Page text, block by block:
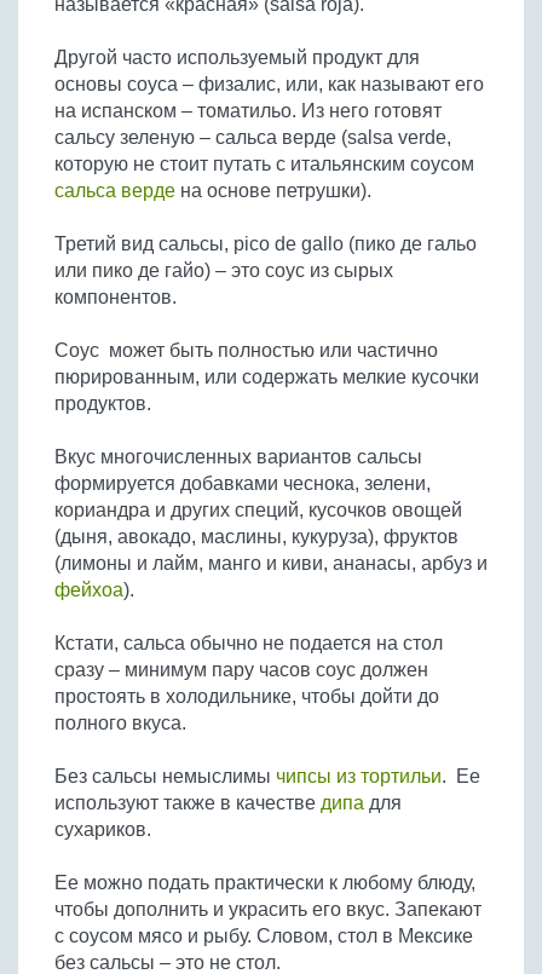
Бобовые
Яйца
Крупы
называется «красная» (salsa roja).
Другой часто используемый продукт для
основы соуса – физалис, или, как называют его
на испанском – томатильо. Из него готовят
сальсу зеленую – сальса верде (salsa verde,
которую не стоит путать с итальянским соусом
сальса верде на основе петрушки).
Третий вид сальсы, pico de gallo (пико де гальо
или пико де гайо) – это соус из сырых
компонентов.
Соус может быть полностью или частично
пюрированным, или содержать мелкие кусочки
продуктов.
Вкус многочисленных вариантов сальсы
формируется добавками чеснока, зелени,
кориандра и других специй, кусочков овощей
(дыня, авокадо, маслины, кукуруза), фруктов
(лимоны и лайм, манго и киви, ананасы, арбуз и
фейхоа).
Кстати, сальса обычно не подается на стол
сразу – минимум пару часов соус должен
простоять в холодильнике, чтобы дойти до
полного вкуса.
Без сальсы немыслимы чипсы из тортильи. Ее
используют также в качестве дипа для
сухариков.
Ее можно подать практически к любому блюду,
чтобы дополнить и украсить его вкус. Запекают
с соусом мясо и рыбу. Словом, стол в Мексике
без сальсы – это не стол.